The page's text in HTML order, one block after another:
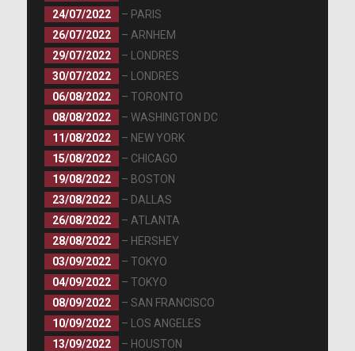
24/07/2022
– PARIS
26/07/2022
– ARNHEM
29/07/2022
– LONDRES
30/07/2022
– LONDRES
06/08/2022
– TORONTO
08/08/2022
– WASHINGTON DC
11/08/2022
– NEW YORK
15/08/2022
– CHICAGO
19/08/2022
– BOSTON
23/08/2022
– DALLAS
26/08/2022
– ATLANTA
28/08/2022
– HERSHEY
03/09/2022
– TOKYO
04/09/2022
– TOKYO
08/09/2022
– SAN FRANCISCO
10/09/2022
– LOS ANGELES
13/09/2022
– HOUSTON